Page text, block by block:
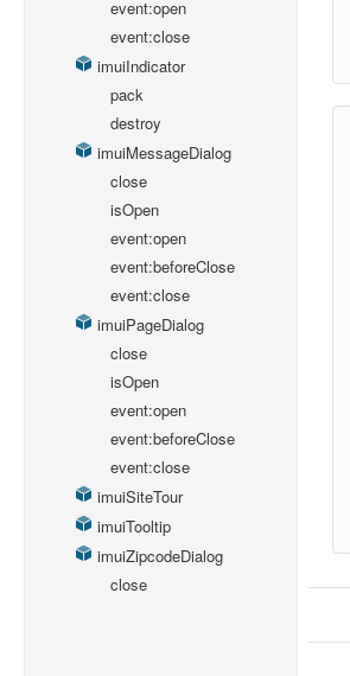
event:open
event:close
imuiIndicator
pack
destroy
imuiMessageDialog
close
isOpen
event:open
event:beforeClose
event:close
imuiPageDialog
close
isOpen
event:open
event:beforeClose
event:close
imuiSiteTour
imuiTooltip
imuiZipcodeDialog
close